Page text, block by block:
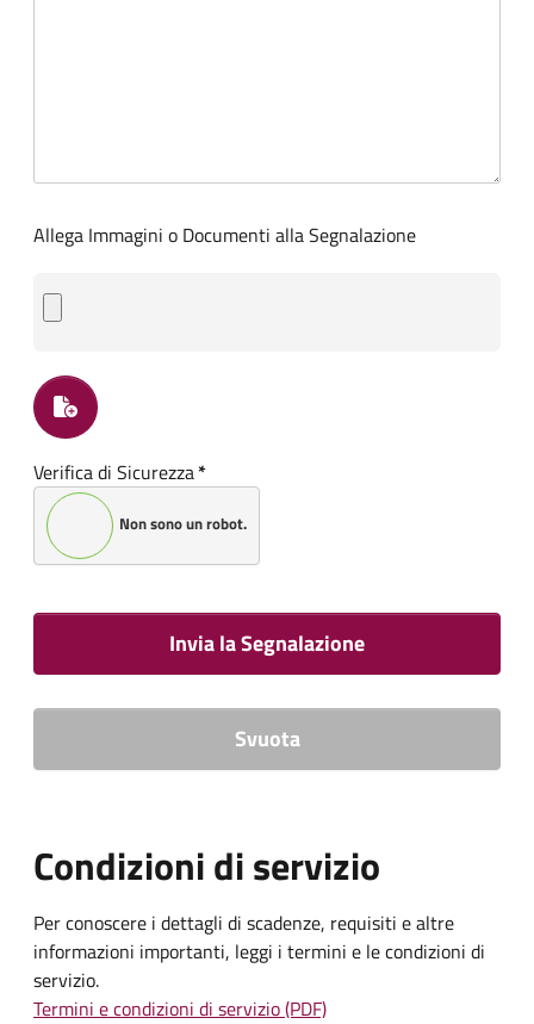
Allega Immagini o Documenti alla Segnalazione
Verifica di Sicurezza*
Non sono un robot.
Invia la Segnalazione
Svuota
Condizioni di servizio
Per conoscere i dettagli di scadenze, requisiti e altre
informazioni importanti, leggi i termini e le condizioni di
servizio.
Termini e condizioni di servizio (PDF)